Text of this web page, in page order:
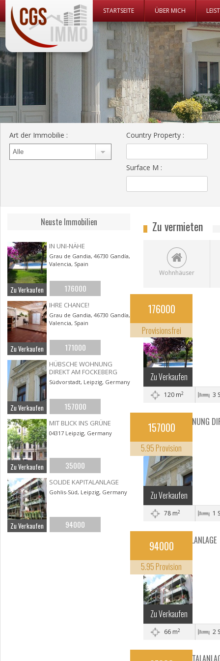
Zum
STARTSEITE ÜBER MICH
CGS Immo
CGS Immo Web
Art der Immobilie : Country Property :
Surface M :
Zu vermieten
Wohnhäuser
IN UNI-NÄHE
Gandía, Valencian
Community
Zu Verkaufen
176000
Provisionsfrei
120 m2 3
HÜBSCHE WOHNUNG
AM FOCKEBERG
Leipzig, Saxony
Zu Verkaufen
157000
5.95 Provision
78 m2 1
SOLIDE KAPITALANLAGE
Leipzig, Saxony
Zu Verkaufen
94000
5.95 Provision
66 m2 2
DOPPELTE
Neuste Immobilien
IN UNI-NÄHE
Grau de Gandia, 46730 Gandía,
Valencia, Spain
Zu Verkaufen 176000
IHRE CHANCE!
Grau de Gandia, 46730 Gandía,
Valencia, Spain
Zu Verkaufen 171000
HÜBSCHE WOHNUNG
DIREKT AM FOCKEBERG
Südvorstadt, Leipzig, Germany
Zu Verkaufen 157000
MIT BLICK INS GRÜNE
04317 Leipzig, Germany
Zu Verkaufen 35000
SOLIDE KAPITALANLAGE
Gohlis-Süd, Leipzig, Germany
Zu Verkaufen 94000